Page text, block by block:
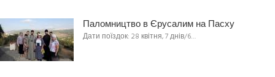
Паломництво в Єрусалим на Пасху
Дати поїздок: 28 квітня, 7 днів/6…